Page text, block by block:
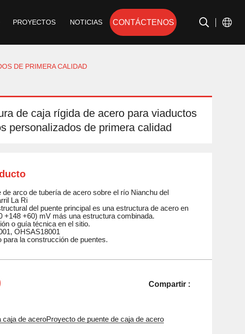
PROYECTOS NOTICIAS CONTÁCTENOS
DE PRIMERA CALIDAD
de caja rígida de acero para viaductos
personalizados de primera calidad
de arco de tubería de acero sobre el río Nianchu del
La Ri
del puente principal es una estructura de acero en
+148 +60) mV más una estructura combinada.
o guía técnica en el sitio.
OHSAS18001
para la construcción de puentes.
Compartir :
caja de aceroProyecto de puente de caja de acero